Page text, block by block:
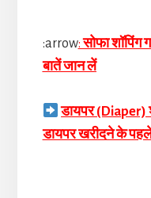
:arrow:सोफा शॉपिंग
बातें जान लें
डायपर (Diaper)
डायपर खरीदने के